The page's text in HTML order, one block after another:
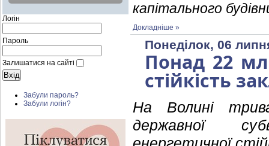
Логін
Пароль
Залишатися на сайті
Забули пароль?
Забули логін?
капітального
Докладніше »
Понеділок, 06
Понад 22
стійкість
На Волині
державної